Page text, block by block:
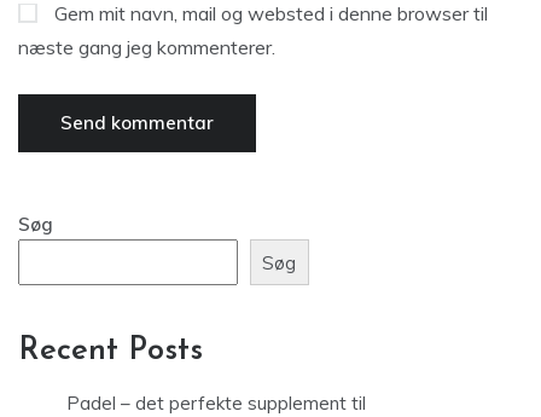
Gem mit navn, mail og websted i denne browser til
næste gang jeg kommenterer.
Søg
Søg
Recent Posts
Padel – det perfekte supplement til